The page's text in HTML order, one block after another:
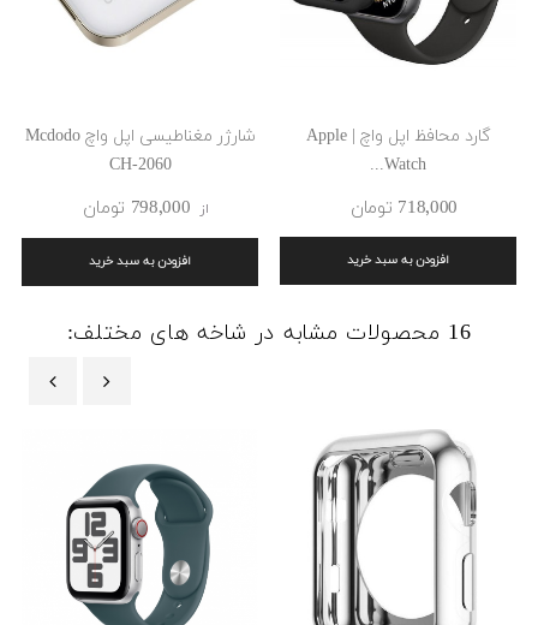
گارد محافظ اپل واچ | Apple
Watch...
718٬000 ‎تومان
افزودن به سبد خرید
شارژر مغناطیسی اپل واچ Mcdodo
CH-2060
از 798٬000 ‎تومان
افزودن به سبد خرید
16 محصولات مشابه در شاخه های مختلف: